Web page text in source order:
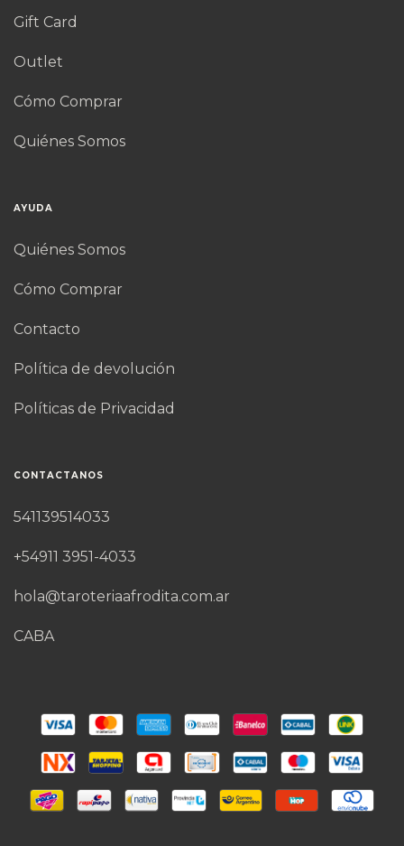
Gift Card
Outlet
Cómo Comprar
Quiénes Somos
AYUDA
Quiénes Somos
Cómo Comprar
Contacto
Política de devolución
Políticas de Privacidad
CONTACTANOS
541139514033
+54911 3951-4033
hola@taroteriaafrodita.com.ar
CABA